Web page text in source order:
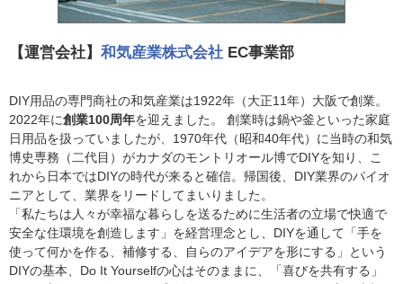
【運営会社】 和気産業株式会社 EC事業部
DIY用品の専門商社の和気産業は1922年（大正11年）大阪で創業。
2022年に創業100周年を迎えました。 創業時は鍋や釜といった家庭
日用品を扱っていましたが、1970年代（昭和40年代）に当時の和気
博史専務（二代目）がカナダのモントリオール博でDIYを知り、こ
れから日本ではDIYの時代が来ると確信。帰国後、DIY業界のパイオ
ニアとして、業界をリードしてまいりました。
「私たちは人々が幸福な暮らしを送るために生活者の立場で快適で
安全な住環境を創造します」を経営理念とし、DIYを通して「手を
使って何かを作る、補修する、自らのアイデアを形にする」という
DIYの基本、Do It Yourselfの心はそのままに、「喜びを共有する」